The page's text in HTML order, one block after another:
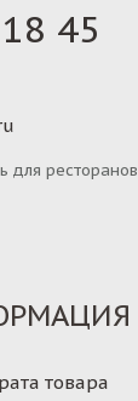
45
для ресторанов
товара